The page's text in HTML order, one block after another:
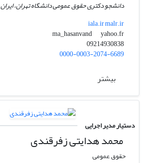
دانشجو دکتری حقوق عمومی دانشگاه تهران، ایران
iala.ir malr.ir
ma_hasanvand
yahoo.fr
09214930838
0000-0003-2074-6689
بیشتر
دستیار مدیر اجرایی
محمد هدایتی زفرقندی
حقوق عمومی